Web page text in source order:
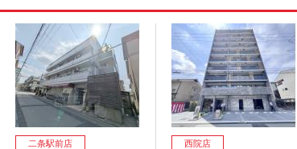
二条駅前店 西院店